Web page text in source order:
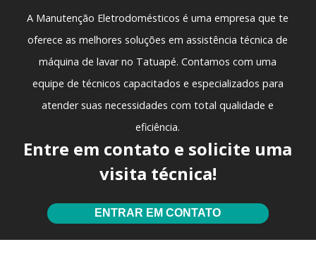
A Manutenção Eletrodomésticos é uma empresa que te
oferece as melhores soluções emassistência técnica de
máquina de lavar no Tatuapé. Contamos com uma
equipe de técnicos capacitados e especializados para
atender suas necessidades com total qualidade e
eficiência.
Entre em contato e solicite uma
visita técnica!
ENTRAR EM CONTATO